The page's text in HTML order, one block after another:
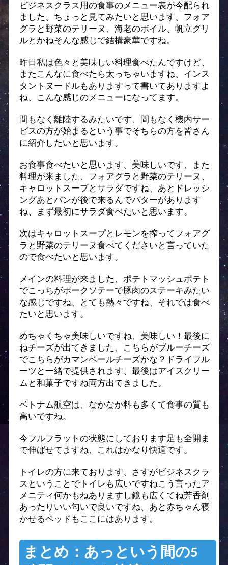
ビジネスクラス用の食事のメニュー表が今配られ
ました、ちょっと見てみたいと思います、フォア
グラと野菜のテリーヌ、海老のボイル、帆立グリ
ルとかねそんな感じで結構豪華ですね。
昨日私は色々と美味しい料理食べたんですけど、
またこんなに食べたら太っちゃいますね、インス
タントヌードルもありますって書いてありますよ
ね、こんな感じのメニューになってます。
間もなく離陸するみたいです、間もなく機内サー
ビスの方が始まるという事でそちらの方を皆さん
に紹介したいと思います。
お食事食べたいと思います、美味しいです、また
料理が来ました、フォアグラと野菜のテリーヌ、
キャロットスープとサラダですね、あとドレッシ
ングあとパンが後で来るんでバターがあります
ね、まず最初にサラダ食べたいと思います。
次はキャロットスープとレモンを搾ってフォアグ
ラと野菜のテリーヌ食べてくださいと言っていた
ので食べたいと思います。
メインの料理が来ました、ポテトマッシュポテト
でこっちがポークソテーで豚肉のステーキみたい
な感じですね、とても熱々ですね、それでは食べ
たいと思います。
めちゃくちゃ美味しいですね、美味しい！最後に
ねチーズが出てきました、こちらがブルーチーズ
でこちらがカマンベールチーズかな？ドライフル
ーツと一緒で提供されます、最後はアイスクリー
ムと和菓子ですね両方出てきました。
ベトナム航空は、なかなか料も多くて食事の質も
高いですね。
今フルフラットの状態にしております足も全開ま
で伸ばせてますね、これはかなり快適です。
トイレの方に来ております、さすがビジネスクラ
スということでトイレも広いですねこう言ったア
メニティ何かもねありますし鏡も広くてね芳香剤
あったりいい匂いで良いですね、あと赤ちゃん寝
かせるベッドもここにはあります。
まとめ：あっという間の5